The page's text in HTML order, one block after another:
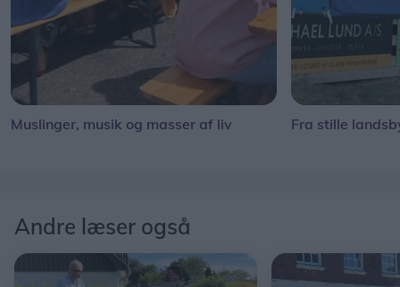
Muslinger, musik og masser af liv Fra stille
Andre læser også